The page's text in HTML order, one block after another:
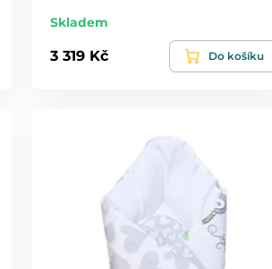
Skladem
3 319 Kč Do košíku